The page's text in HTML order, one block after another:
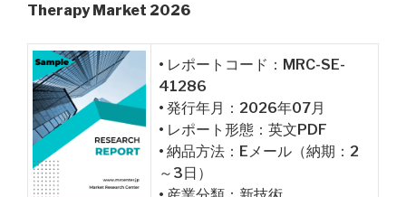
Therapy Market 2026
• レポートコード：MRC-SE-
41286
• 発行年月：2026年07月
• レポート形態：英文PDF
• 納品方法：Eメール（納期：2
～3日）